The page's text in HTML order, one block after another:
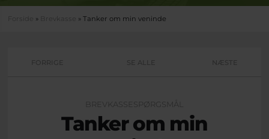
Du er her
» Brevkasse » Tanker om min veninde
FORRIGE SE ALLE NÆSTE
BREVKASSESPØRGSMÅL
Tanker om min